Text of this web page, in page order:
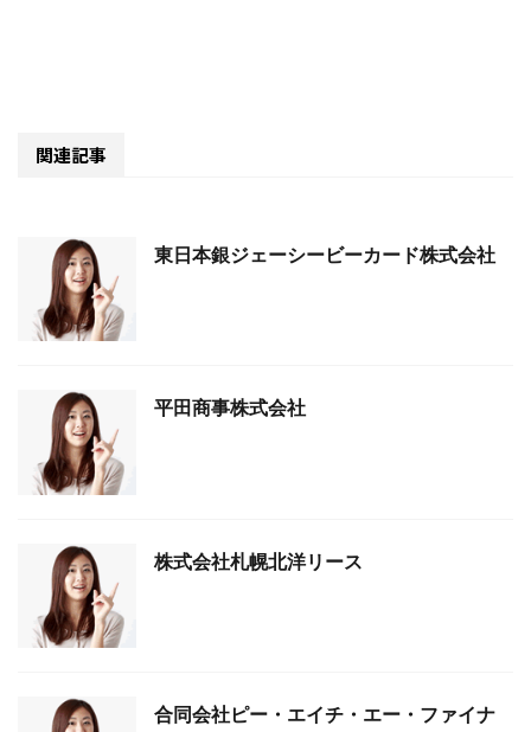
関連記事
東日本銀ジェーシービーカード株式会社
平田商事株式会社
株式会社札幌北洋リース
合同会社ピー・エイチ・エー・ファイナ